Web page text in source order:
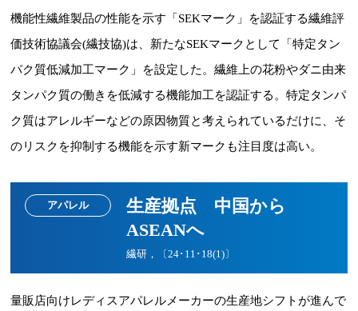
機能性繊維製品の性能を示す「SEKマーク」を認証する繊維評
価技術協議会(繊技協)は、新たなSEKマークとして「特定タン
パク質低減加工マーク」を設定した。繊維上の花粉やダニ由来
タンパク質の働きを低減する機能加工を認証する。特定タンパ
ク質はアレルギーなどの原因物質と考えられているだけに、そ
のリスクを抑制する機能を示す新マークも注目度は高い。
アパレル
生産拠点 中国から
ASEANへ
繊研，〔24･11･18(1)〕
量販店向けレディスアパレルメーカーの生産地シフトが進んで